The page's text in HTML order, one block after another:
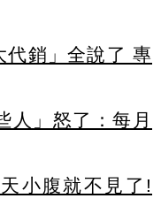
代銷」全說了 專
人」怒了：每月
小腹就不見了!